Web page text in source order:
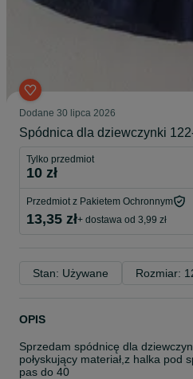
Dodane 30 lipca 2026
Spódnica dla dziewczynki
Tylko przedmiot
10 zł
Przedmiot z Pakietem Ochronnym
13,35 zł+ dostawa od 3,99 zł
Stan: Używane Rozmiar:
OPIS
Sprzedam spódnicę dla
połyskujący materiał,z halka pod
pas do 40